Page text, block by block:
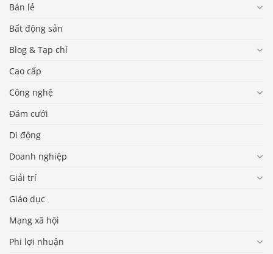
Bán lẻ
Bất động sản
Blog & Tạp chí
Cao cấp
Công nghệ
Đám cưới
Di động
Doanh nghiệp
Giải trí
Giáo dục
Mạng xã hội
Phi lợi nhuận